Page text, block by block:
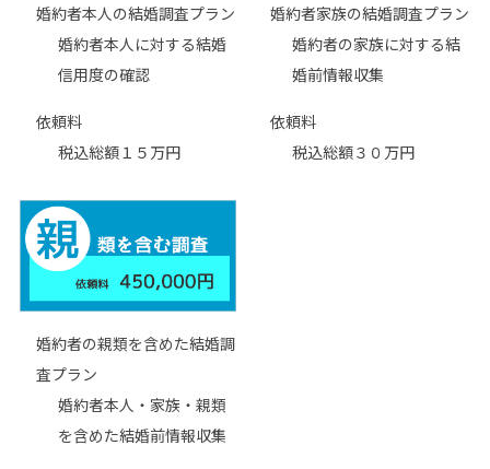
婚約者本人の結婚調査プラン
婚約者本人に対する結婚
信用度の確認
依頼料
税込総額１５万円
婚約者家族の結婚調査プラン
婚約者の家族に対する結
婚前情報収集
依頼料
税込総額３０万円
婚約者の親類を含めた結婚調
査プラン
婚約者本人・家族・親類
を含めた結婚前情報収集